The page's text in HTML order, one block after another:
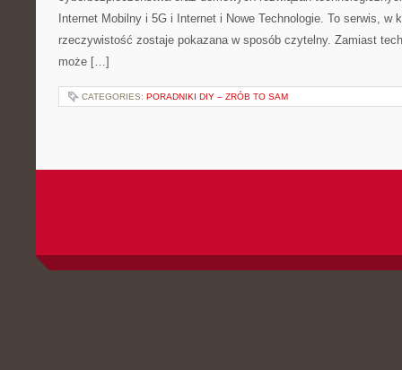
Internet Mobilny i 5G i Internet i Nowe Technologie. To serwis, w
rzeczywistość zostaje pokazana w sposób czytelny. Zamiast
może […]
CATEGORIES: PORADNIKI DIY – ZRÓB TO SAM